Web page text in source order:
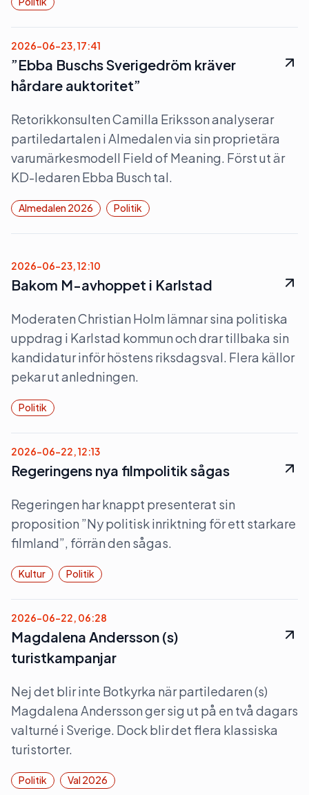
2026-06-23, 17:41
”Ebba Buschs Sverigedröm kräver
hårdare auktoritet”
Retorikkonsulten Camilla Eriksson analyserar
partiledartalen i Almedalen via sin proprietära
varumärkesmodell Field of Meaning. Först ut är
KD-ledaren Ebba Busch tal.
Almedalen 2026 Politik
2026-06-23, 12:10
Bakom M-avhoppet i Karlstad
Moderaten Christian Holm lämnar sina politiska
uppdrag i Karlstad kommun och drar tillbaka sin
kandidatur inför höstens riksdagsval. Flera källor
pekar ut anledningen.
Politik
2026-06-22, 12:13
Regeringens nya filmpolitik sågas
Regeringen har knappt presenterat sin
proposition ”Ny politisk inriktning för ett starkare
filmland”, förrän den sågas.
Kultur Politik
2026-06-22, 06:28
Magdalena Andersson (s)
turistkampanjar
Nej det blir inte Botkyrka när partiledaren (s)
Magdalena Andersson ger sig ut på en två dagars
valturné i Sverige. Dock blir det flera klassiska
turistorter.
Politik Val 2026